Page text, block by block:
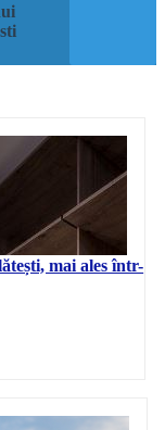
mai ales într-